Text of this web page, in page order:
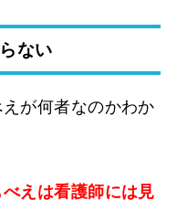
ない
が何者なのかわか
えは看護師には見